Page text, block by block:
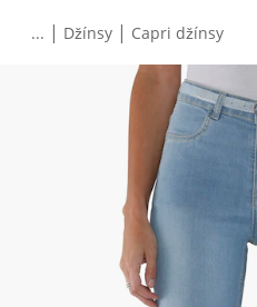
... | Džínsy | Capri džínsy